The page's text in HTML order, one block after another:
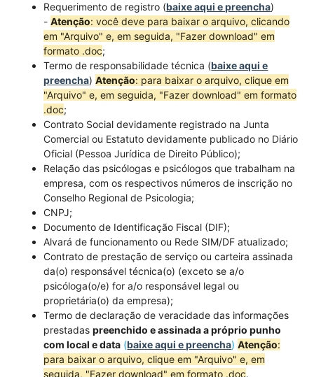
Requerimento de registro (baixe aqui e preencha)
-Atenção: você deve para baixar o arquivo, clicando
em "Arquivo" e, em seguida, "Fazer download" em
formato .doc;
Termo de responsabilidade técnica (baixe aqui e
preencha)Atenção: para baixar o arquivo, clique em
"Arquivo" e, em seguida, "Fazer download" em formato
.doc;
Contrato Social devidamente registrado na Junta
Comercial ou Estatuto devidamente publicado no Diário
Oficial (Pessoa Jurídica de Direito Público);
Relação das psicólogas e psicólogos que trabalham na
empresa, com os respectivos números de inscrição no
Conselho Regional de Psicologia;
CNPJ;
Documento de Identificação Fiscal (DIF);
Alvará de funcionamento ou Rede SIM/DF atualizado;
Contrato de prestação de serviço ou carteira assinada
da(o) responsável técnica(o) (exceto se a/o
psicóloga(o/e) for a/o responsável legal ou
proprietária(o) da empresa);
Termo de declaração de veracidade das informações
prestadaspreenchido eassinada a próprio punho
com local e data (baixe aqui e preencha) Atenção:
para baixar o arquivo, clique em "Arquivo" e, em
seguida, "Fazer download" em formato .doc.